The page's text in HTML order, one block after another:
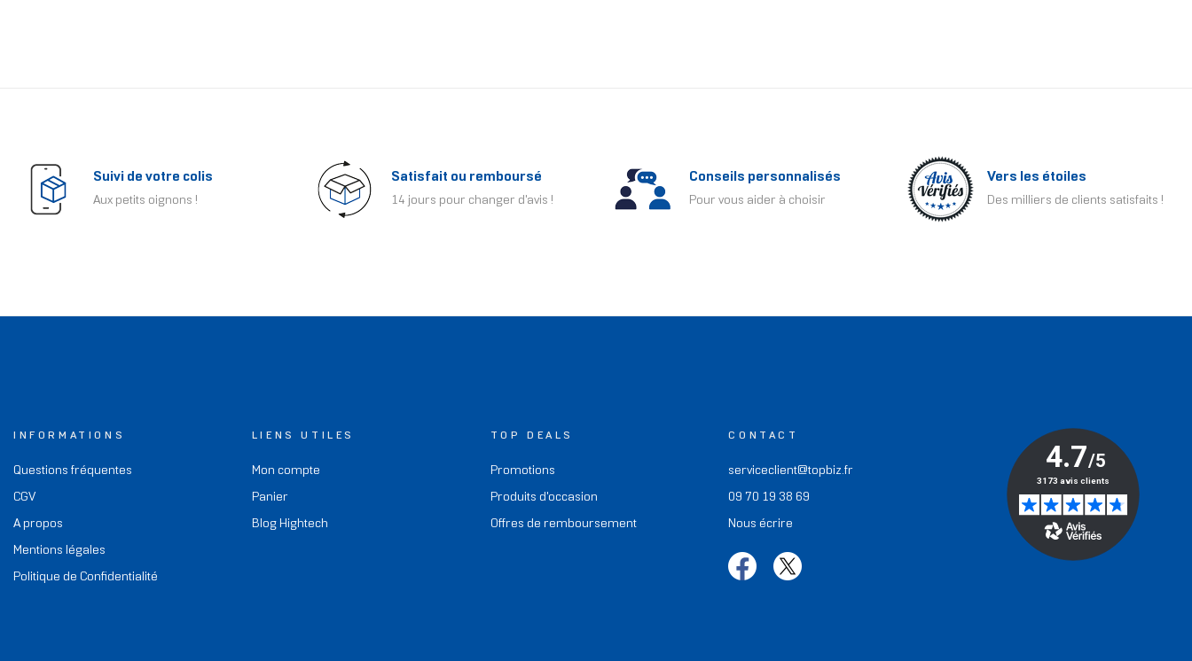
Suivi de votre colis
Aux petits oignons !
Satisfait ou remboursé
14 jours pour changer d'avis !
Conseils personnalisés
Pour vous aider à choisir
Vers les étoiles
Des milliers de clients satisfaits !
INFORMATIONS
Questions fréquentes
CGV
A propos
Mentions légales
Politique de Confidentialité
LIENS UTILES
Mon compte
Panier
Blog Hightech
TOP DEALS
Promotions
Produits d'occasion
Offres de remboursement
CONTACT
serviceclient@topbiz.fr
09 70 19 38 69
Nous écrire